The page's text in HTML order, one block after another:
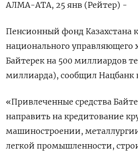
АЛМА-АТА, 25 янв (Рейтер) -
Пенсионный фонд Казахстана
национального управляющего
Байтерек на 500 миллиардов
миллиарда), сообщил Нацбанк
«Привлеченные средства
направить на кредитование
машиностроении,
легкой промышленности,